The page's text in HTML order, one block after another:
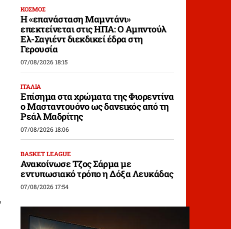
ΚΟΣΜΟΣ
Η «επανάσταση Μαμντάνι»
επεκτείνεται στις ΗΠΑ: Ο Αμπντούλ
Ελ-Σαγιέντ διεκδικεί έδρα στη
Γερουσία
07/08/2026 18:15
ΙΤΑΛΙΑ
Επίσημα στα χρώματα της Φιορεντίνα
ο Μασταντουόνο ως δανεικός από τη
Ρεάλ Μαδρίτης
07/08/2026 18:06
BASKET LEAGUE
Ανακοίνωσε Τζος Σάρμα με
εντυπωσιακό τρόπο η Δόξα Λευκάδας
07/08/2026 17:54